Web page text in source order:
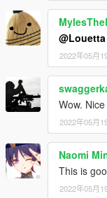
@Louetta
2022年05月
Wow.
2022年05月
Naomi
This is
2022年05月